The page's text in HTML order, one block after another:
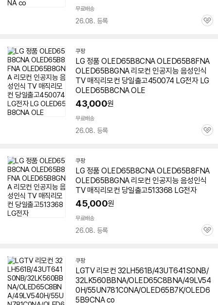
무료배송
26.08. 등록
관
쿠팡
LG 정품 OLED65B8CNA OLED65B8FNA
OLED65B8GNA 리모컨 인공지능 음성인식
TV 매직리모컨 당일출고450074 LG전자 LG
OLED65B8CNA OLE
43,000원
무료배송
26.08. 등록
관
쿠팡
LG 정품 OLED65B8CNA OLED65B8FNA
OLED65B8GNA 리모컨 인공지능 음성인식
TV 매직리모컨 당일출고513368 LG전자
45,000원
무료배송
26.08. 등록
관
쿠팡
LGTV 리모컨 32LH561B/43UT641S0NB/
32LK560BBNA/OLED65C8BNA/49LV54
0H/55UN781C0NA/OLED65B7K/OLED6
5B9CNA co